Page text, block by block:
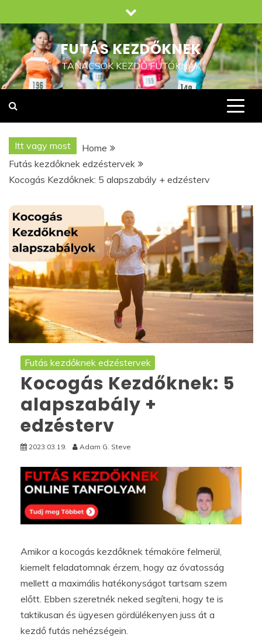
to
content
FUTÁS KEZDŐKNEK
TANÁCSOK KEZDŐ FUTÓKNAK
Itt vagy most
Home
Futás kezdőknek edzéstervek
Kocogás Kezdőknek: 5 alapszabály + edzésterv
Futás kezdőknek edzéstervek
Kocogás Kezdőknek: 5
alapszabály +
edzésterv
2023.03.19. Adam G. Steve
Amikor a kocogás kezdőknek témaköre felmerül,
kiemelt feladatomnak érzem, hogy az óvatosság
mellett a maximális hatékonyságot tartsam szem
előtt. Ebben szeretnék neked segíteni, hogy te is
taktikusan és ügyesen gördülékenyen juss át a
kezdő futás nehézségein.